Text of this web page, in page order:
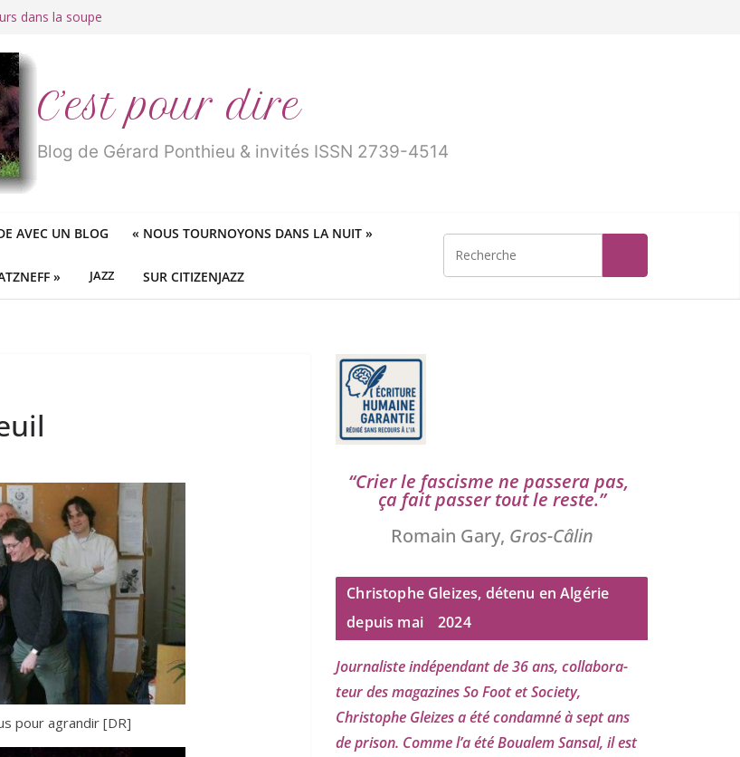
dans la soupe
de merde » !
ou «
idéologiques
C’est pour dire
Blog de Gérard Ponthieu & invités ISSN 2739-4514
AVEC UN BLOG « NOUS TOURNOYONS DANS LA NUIT »
» JAZZ SUR CITIZENJAZZ
pour agrandir [DR]
“Crier le fas­cisme ne pas­se­ra pas,
ça fait pas­ser tout le reste.”
Romain Gary, Gros-Câlin
Christophe Gleizes, détenu en Algérie
depuis mai
2024
Journaliste indé­pen­dant de36ans, col­la­bo­ra­
teur des maga­zines So Foot et Society,
Christophe Gleizesa été condam­né à sept ans
de pri­son. Comme l’a été Boualem Sansal, il est